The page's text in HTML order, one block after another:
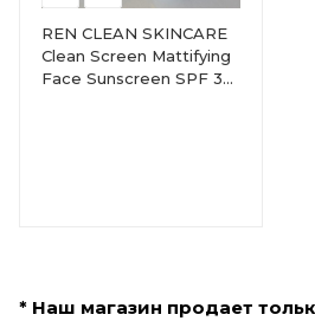
REN CLEAN SKINCARE
Clean Screen Mattifying
Face Sunscreen SPF 30
* Наш магазин продает